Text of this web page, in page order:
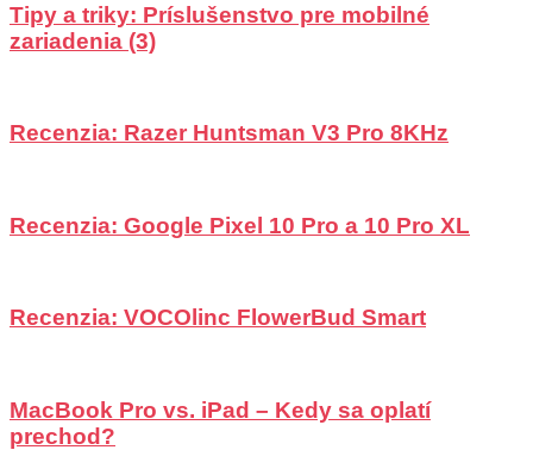
Tipy a triky: Príslušenstvo pre mobilné
zariadenia (3)
Recenzia: Razer Huntsman V3 Pro 8KHz
Recenzia: Google Pixel 10 Pro a 10 Pro XL
Recenzia: VOCOlinc FlowerBud Smart
MacBook Pro vs. iPad – Kedy sa oplatí
prechod?